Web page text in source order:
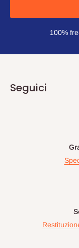
100%
Seguici